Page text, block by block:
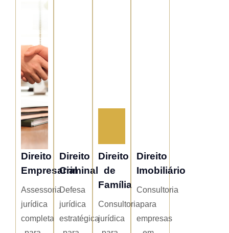
Direito
Empresarial
Assessoria
jurídica
completa
Direito
Criminal
Defesa
jurídica
estratégica
Direito
de
Família
Consultoria
jurídica
Direito
Imobiliário
Consultoria
para
empresas